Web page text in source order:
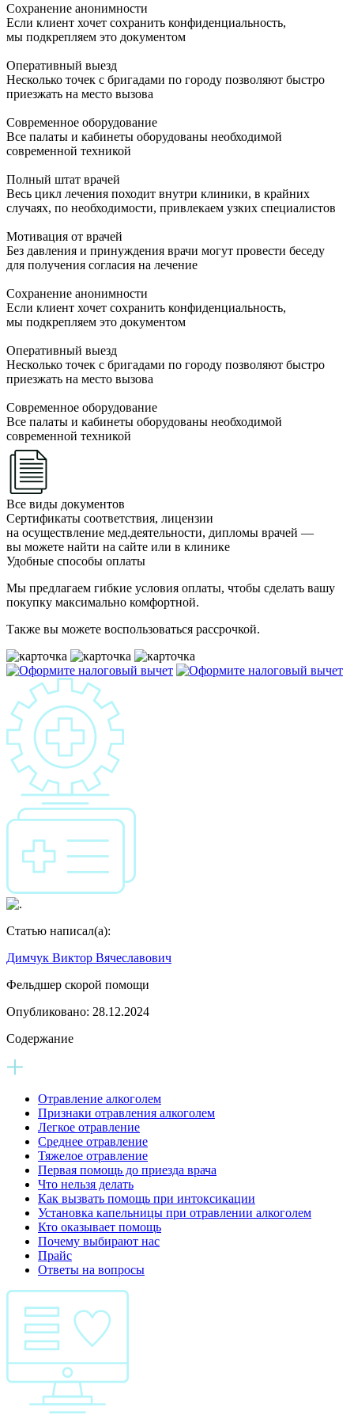
Сохранение анонимности
Если клиент хочет сохранить конфиденциальность,
мы подкрепляем это документом
Оперативный выезд
Несколько точек с бригадами по городу позволяют быстро
приезжать на место вызова
Современное оборудование
Все палаты и кабинеты оборудованы необходимой
современной техникой
Полный штат врачей
Весь цикл лечения походит внутри клиники, в крайних
случаях, по необходимости, привлекаем узких специалистов
Мотивация от врачей
Без давления и принуждения врачи могут провести беседу
для получения согласия на лечение
Сохранение анонимности
Если клиент хочет сохранить конфиденциальность,
мы подкрепляем это документом
Оперативный выезд
Несколько точек с бригадами по городу позволяют быстро
приезжать на место вызова
Современное оборудование
Все палаты и кабинеты оборудованы необходимой
современной техникой
Все виды документов
Сертификаты соответствия, лицензии
на осуществление мед.деятельности, дипломы врачей —
вы можете найти на сайте или в клинике
Удобные способы оплаты
Мы предлагаем гибкие условия оплаты, чтобы сделать вашу
покупку максимально комфортной.
Также вы можете воспользоваться рассрочкой.
Статью написал(а):
Димчук Виктор Вячеславович
Фельдшер скорой помощи
Опубликовано: 28.12.2024
Содержание
Отравление алкоголем
Признаки отравления алкоголем
Легкое отравление
Среднее отравление
Тяжелое отравление
Первая помощь до приезда врача
Что нельзя делать
Как вызвать помощь при интоксикации
Установка капельницы при отравлении алкоголем
Кто оказывает помощь
Почему выбирают нас
Прайс
Ответы на вопросы